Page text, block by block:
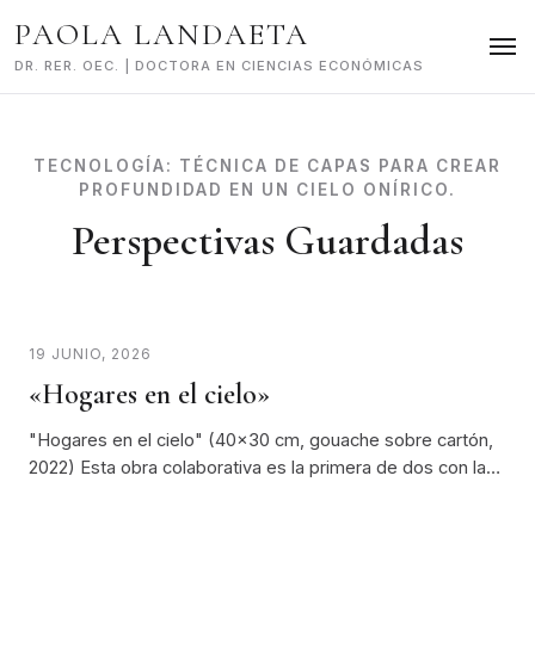
to
content
PAOLA LANDAETA
DR. RER. OEC. | DOCTORA EN CIENCIAS ECONÓMICAS
TECNOLOGÍA: TÉCNICA DE CAPAS PARA CREAR
PROFUNDIDAD EN UN CIELO ONÍRICO.
Perspectivas Guardadas
19 JUNIO, 2026
«Hogares en el cielo»
"Hogares en el cielo" (40x30 cm, gouache sobre cartón,
2022) Esta obra colaborativa es la primera de dos con la…